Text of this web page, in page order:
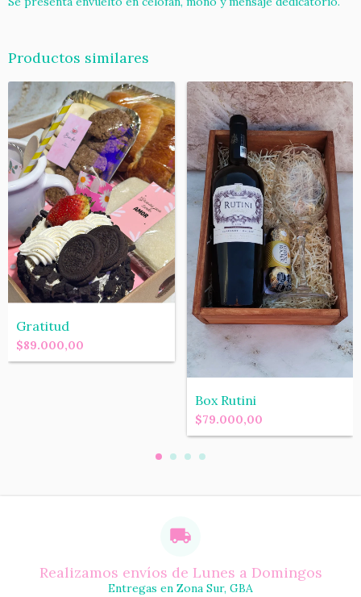
Productos similares
Gratitud
$89.000,00
Box Rutini
$79.000,00
Realizamos envíos de Lunes a Domingos
Entregas en Zona Sur, GBA